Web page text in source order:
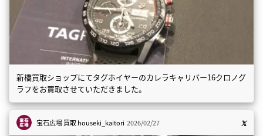
新橋買取ショップにてタグホイヤーのカレラキャリバー16クロノグ
ラフをお買取させていただきました。
宝石広場 買取houseki_kaitori 2026/02/27